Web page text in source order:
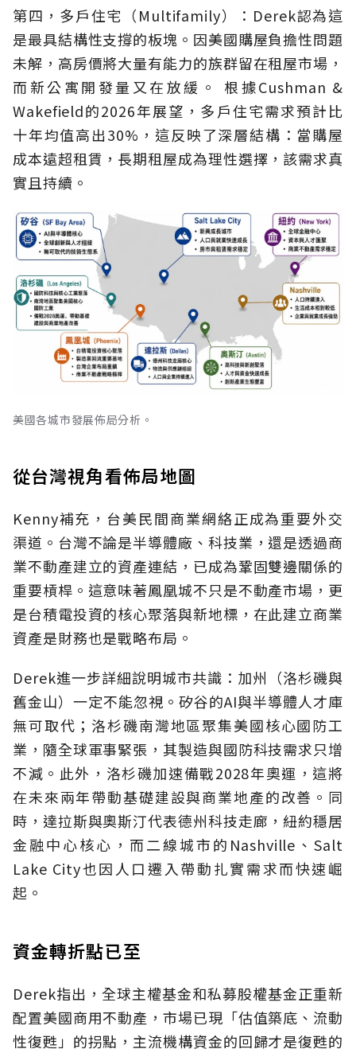
第四，多戶住宅（Multifamily）：Derek認為這
是最具結構性支撐的板塊。因美國購屋負擔性問題
未解，高房價將大量有能力的族群留在租屋市場，
而新公寓開發量又在放緩。 根據Cushman &
Wakefield的2026年展望，多戶住宅需求預計比
十年均值高出30%，這反映了深層結構：當購屋
成本遠超租賃，長期租屋成為理性選擇，該需求真
實且持續。
美國各城市發展佈局分析。
從台灣視角看佈局地圖
Kenny補充，台美民間商業網絡正成為重要外交
渠道。台灣不論是半導體廠、科技業，還是透過商
業不動產建立的資產連結，已成為鞏固雙邊關係的
重要槓桿。這意味著鳳凰城不只是不動產市場，更
是台積電投資的核心聚落與新地標，在此建立商業
資產是財務也是戰略布局。
Derek進一步詳細說明城市共識：加州（洛杉磯與
舊金山）一定不能忽視。矽谷的AI與半導體人才庫
無可取代；洛杉磯南灣地區聚集美國核心國防工
業，隨全球軍事緊張，其製造與國防科技需求只增
不減。此外，洛杉磯加速備戰2028年奧運，這將
在未來兩年帶動基礎建設與商業地產的改善。同
時，達拉斯與奧斯汀代表德州科技走廊，紐約穩居
金融中心核心，而二線城市的Nashville、Salt
Lake City也因人口遷入帶動扎實需求而快速崛
起。
資金轉折點已至
Derek指出，全球主權基金和私募股權基金正重新
配置美國商用不動產，市場已現「估值築底、流動
性復甦」的拐點，主流機構資金的回歸才是復甦的